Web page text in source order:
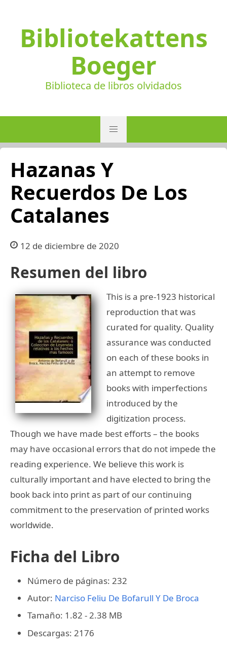
Bibliotekattens
Boeger
Biblioteca de libros olvidados
Hazanas Y
Recuerdos De Los
Catalanes
12 de diciembre de 2020
Resumen del libro
This is a pre-1923 historical
reproduction that was
curated for quality. Quality
assurance was conducted
on each of these books in
an attempt to remove
books with imperfections
introduced by the
digitization process.
Though we have made best efforts – the books
may have occasional errors that do not impede the
reading experience. We believe this work is
culturally important and have elected to bring the
book back into print as part of our continuing
commitment to the preservation of printed works
worldwide.
Ficha del Libro
Número de páginas: 232
Autor: Narciso Feliu De Bofarull Y De Broca
Tamaño: 1.82 - 2.38 MB
Descargas: 2176